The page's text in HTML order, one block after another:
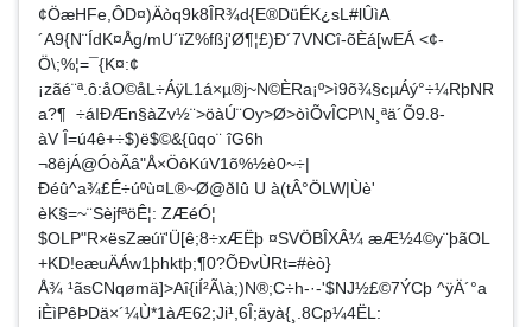
¢ÖæHFe,ÔD¤)Äòq9k8ÎR¾d{E®DüÉK¿sL#lÛìA
´A9{N¨ÍdK¤Åg/mU´ïZ%fßj'Ø¶¦£)Ð´7VNCî-õÈá[wEÁ <¢-
Ö\;%¦=¯{K¤:¢
¡zãé¨ª.ô:åO©åL÷ÁÿL1á×µ®j~N©ÈRa¡º>ì9õ¾§cµÁý°÷¼RþNR
a?¶ ÷áIÐÆn§àZv½¨>öàÚ¨Oy>Ø>òìÕvÎCP\N¸ªä´Õ9.8­
àV Î=ú4ê+÷$)ë$©&{ûqo¨ îG6h
¬8êjÁ@ÓòÃâ"Å×ÖôKúV1õ%½è0~÷|
Ðéû^a¾£É÷úºù¤L®~Ø@ðIû U à(tÂ°ÖLW|Ùè'
èK§=~¨SèjfªöÊ¦: ZÆéÓ¦
$OLP"R×ësZæúï'Ü[ê;8÷xÆËþ ¤SVÖBÎXÂ¼ æÆ½4©y¨þãOL
+KD!eæuÄÁw1þhktþ;¶0?ÕÐvÙRt=#èò}
Å¾ ¹ãsCNqømä]>Aî{iÍ²Ã\à;)N®;C÷h-·-'$NJ½£©7ÝCþ ^ÿÄ´°a
iÈìPêÞDä×´¼Ù*1àÆ62;Ji¹,6Î;äyà{¸.8Cp¼4ËL: